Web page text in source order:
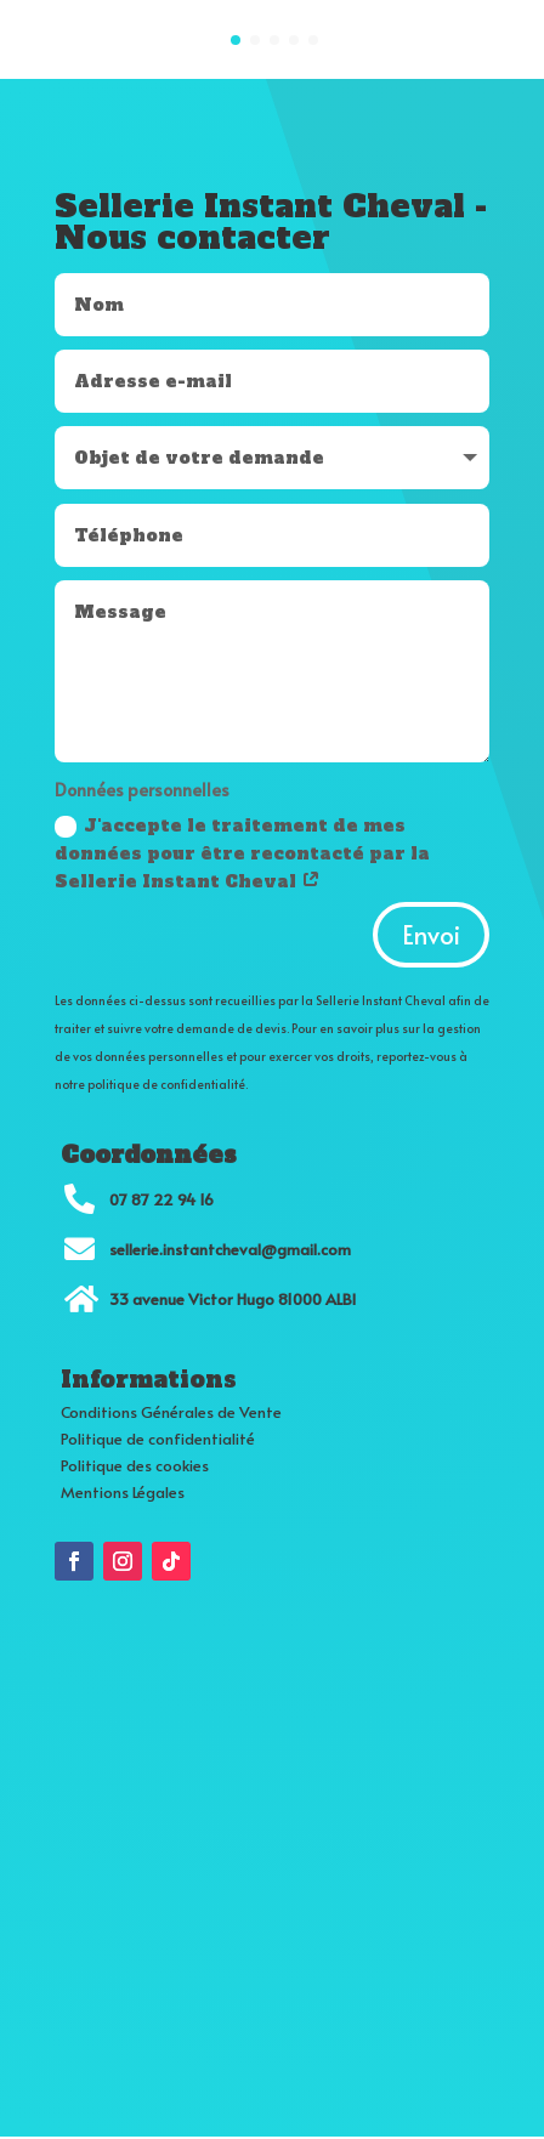
Sellerie Instant Cheval -
Nous contacter
Données personnelles
J'accepte le traitement de mes
données pour être recontacté par la
Sellerie Instant Cheval
Envoi
Les données ci-dessus sont recueillies par la Sellerie Instant Cheval afin de
traiter et suivre votre demande de devis. Pour en savoir plus sur la gestion
de vos données personnelles et pour exercer vos droits, reportez-vous à
notre politique de confidentialité.
Coordonnées
 07 87 22 94 16
 sellerie.instantcheval@gmail.com
 33 avenue Victor Hugo 81000 ALBI
Informations
Conditions Générales de Vente
Politique de confidentialité
Politique des cookies
Mentions Légales